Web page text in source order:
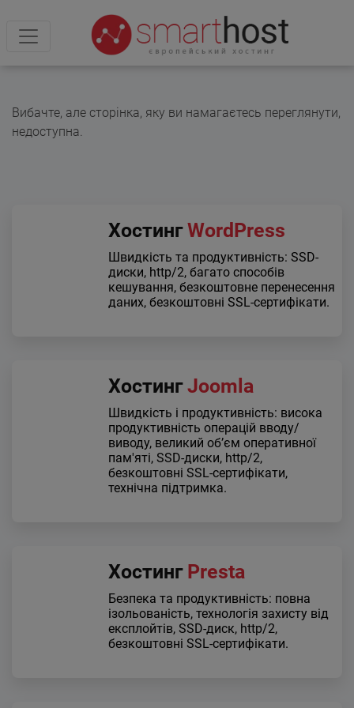
Вибачте, але сторінка, яку ви намагаєтесь переглянути,
недоступна.
ХостингWordPress
Швидкість та продуктивність: SSD-
диски, http/2, багато способів
кешування, безкоштовне перенесення
даних, безкоштовні SSL-сертифікати.
ХостингJoomla
Швидкість і продуктивність: висока
продуктивність операцій вводу/
виводу, великий об’єм оперативної
пам'яті, SSD-диски, http/2,
безкоштовні SSL-сертифікати,
технічна підтримка.
Хостинг Presta
Безпека та продуктивність: повна
ізольованість, технологія захисту від
експлойтів, SSD-диск, http/2,
безкоштовні SSL-сертифікати.